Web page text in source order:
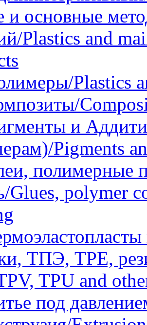
и основные
Plastics and
Plastics
и
Pigments
полимерные
Glues, polymer
ТПЭ, TPE,
TPU and
под